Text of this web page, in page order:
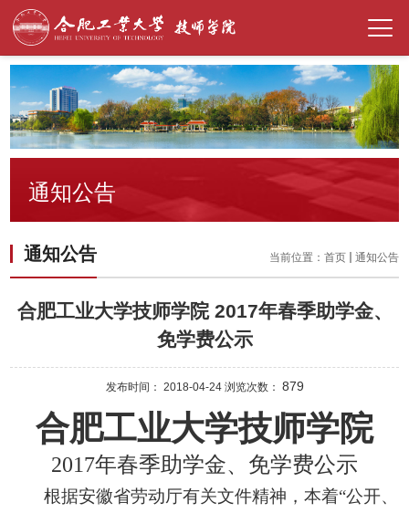
通知公告
通知公告 当前位置： 首页 通知公告
合肥工业大学技师学院 2017年春季助学金、
免学费公示
发布时间： 2018-04-24 浏览次数： 879
合肥工业大学技师学院
2017年春季助学金、免学费公示
根据安徽省劳动厅有关文件精神，本着“公开、